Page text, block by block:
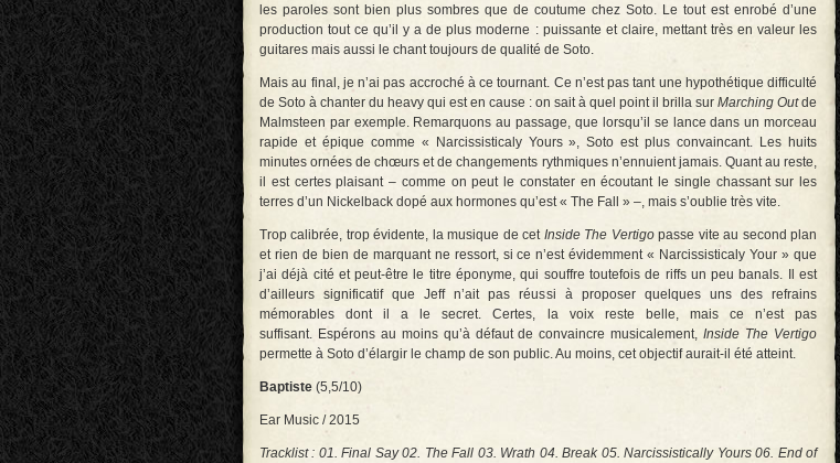
les paroles sont bien plus sombres que de coutume chez Soto. Le tout est enrobé d’une
production tout ce qu’il y a de plus moderne : puissante et claire, mettant très en valeur les
guitares mais aussi le chant toujours de qualité de Soto.
Mais au final, je n’ai pas accroché à ce tournant. Ce n’est pas tant une hypothétique difficulté
de Soto à chanter du heavy qui est en cause : on sait à quel point il brilla sur Marching Outde
Malmsteen par exemple. Remarquons au passage, que lorsqu’il se lance dans un morceau
rapide et épique comme « Narcissisticaly Yours », Soto est plus convaincant. Les huits
minutes ornées de chœurs et de changements rythmiques n’ennuient jamais. Quant au reste,
il est certes plaisant – comme on peut le constater en écoutant le single chassant sur les
terres d’un Nickelback dopé aux hormones qu’est « The Fall » –, mais s’oublie très vite.
Trop calibrée, trop évidente, la musique de cet Inside The Vertigopasse vite au second plan
et rien de bien de marquant ne ressort, si ce n’est évidemment « Narcissisticaly Your » que
j’ai déjà cité et peut-être le titre éponyme, qui souffre toutefois de riffs un peu banals. Il est
d’ailleurs significatif que Jeff n’ait pas réussi à proposer quelques uns des refrains
mémorables dont il a le secret. Certes, la voix reste belle, mais ce n’est pas
suffisant. Espérons au moins qu’à défaut de convaincre musicalement,Inside The Vertigo
permette à Soto d’élargir le champ de son public. Au moins, cet objectif aurait-il été atteint.
Baptiste (5,5/10)
Ear Music / 2015
Tracklist : 01. Final Say 02. The Fall 03. Wrath 04. Break 05. Narcissistically Yours 06. End of